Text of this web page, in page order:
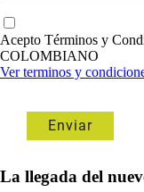
Acepto Términos y
COLOMBIANO
Ver terminos y
La llegada del